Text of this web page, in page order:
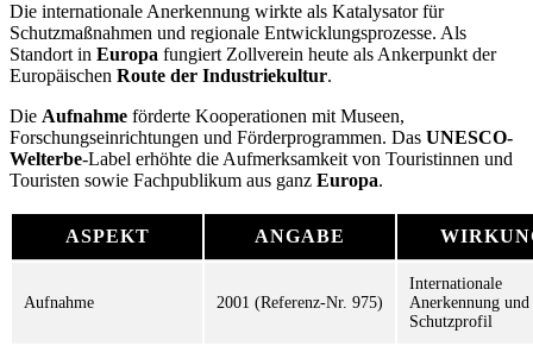
Die internationale Anerkennung wirkte als Katalysator für
Schutzmaßnahmen und regionale Entwicklungsprozesse. Als
Standort in Europa fungiert Zollverein heute als Ankerpunkt der
Europäischen Route der Industriekultur.
Die Aufnahme förderte Kooperationen mit Museen,
Forschungseinrichtungen und Förderprogrammen. Das UNESCO-
Welterbe-Label erhöhte die Aufmerksamkeit von Touristinnen und
Touristen sowie Fachpublikum aus ganz Europa.
ASPEKT ANGABE
Aufnahme 2001 (Referenz-Nr. 975)
Internationale
Anerkennung und
Schutzprofil